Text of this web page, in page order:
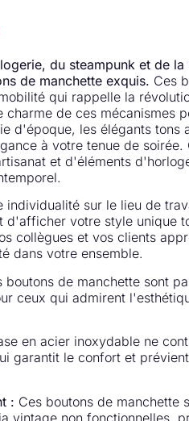
du steampunk et de la
de manchette exquis. Ces
qui rappelle la
de ces mécanismes
d'époque, les élégants tons
à votre tenue de soirée.
et d'éléments
individualité sur le lieu de
d'afficher votre style unique
collègues et vos clients
dans votre ensemble.
boutons de manchette sont
ceux qui admirent
en acier inoxydable ne
garantit le confort et
: Ces boutons de manchette
vintage non fonctionnelles,